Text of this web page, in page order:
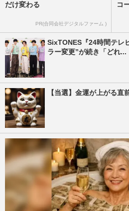
だけ変わる
PR(合同会社デジタルファーム )
コ
SixTONES『24時間テレ
ラー変更”が続き「どれ...
【当選】金運が上がる直